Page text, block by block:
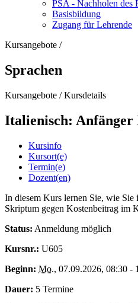
PSA - Nachholen des
Basisbildung
Zugang für Lehrende
Kursangebote /
Sprachen
Kursangebote /Kursdetails
Italienisch: Anfänger
Kursinfo
Kursort(e)
Termin(e)
Dozent(en)
In diesem Kurs lernen Sie, wie Sie
Skriptum gegen Kostenbeitrag im
Status: Anmeldung möglich
Kursnr.: U605
Beginn: Mo., 07.09.2026, 08:30 -
Dauer: 5 Termine